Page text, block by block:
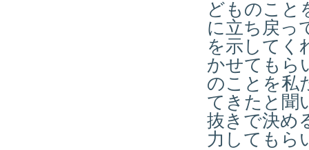
どものこと
に立ち戻っ
を示してく
かせてもら
のことを私
てきたと聞
抜きで決め
力してもら